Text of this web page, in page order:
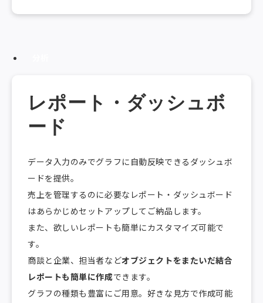
レポート・ダッシュボ
ード
データ入力のみでグラフに自動反映できるダッシュボ
ードを提供。
売上を管理するのに必要なレポート・ダッシュボード
はあらかじめセットアップしてご納品します。
また、欲しいレポートも簡単にカスタマイズ可能で
す。
商談と企業、担当者などオブジェクトをまたいだ結合
レポートも簡単に作成できます。
グラフの種類も豊富にご用意。好きな見方で作成可能